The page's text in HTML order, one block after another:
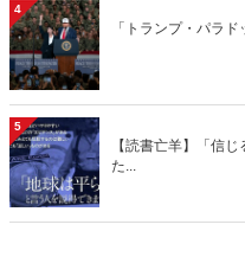
4
「トランプ・パラ
5
【読書亡羊】「信
た...